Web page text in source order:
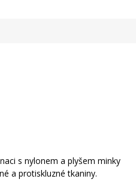
s nylonem a plyšem minky
a protiskluzné tkaniny.